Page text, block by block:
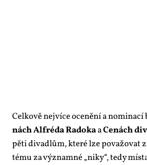
Cel­ko­vě nej­ví­ce oce­ně­ní a no­mi­na­cí
nách Alfréda Ra­do­kaaCe­nách
pě­ti di­va­dlům, kte­ré lze po­va­žo­vat
té­mu za vý­znam­né „ni­ky“, te­dy